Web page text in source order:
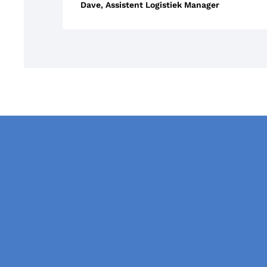
Dave, Assistent Logistiek Manager